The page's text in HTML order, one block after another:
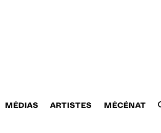
MÉDIAS ARTISTES MÉCÉNAT